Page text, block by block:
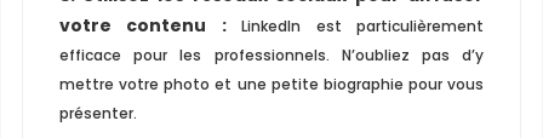
votre contenu :LinkedIn est particulièrement
efficace pour les professionnels. N’oubliez pas d’y
mettre votre photo et une petite biographie pour vous
présenter.